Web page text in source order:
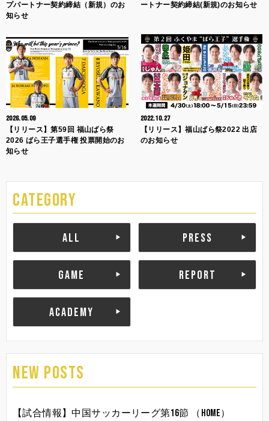
プパートナー契約締結（新規）のお
知らせ
ートナー契約締結(新規)のお知らせ
2026.05.09
【リリース】第59回 福山ばら祭
2026 ばら王子選手権 投票開始のお
知らせ
2022.10.27
【リリース】福山ばら祭2022 出店
のお知らせ
CATEGORY
ALL PRESS
GAME REPORT
ACADEMY
NEW POSTS
【試合情報】中国サッカーリーグ第16節 （HOME）